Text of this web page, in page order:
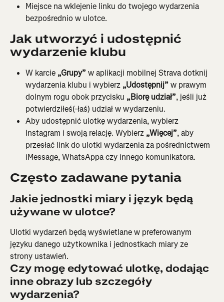
Miejsce na wklejenie linku do twojego wydarzenia
bezpośrednio w ulotce.
Jak utworzyć i udostępnić
wydarzenie klubu
W karcie „Grupy” w aplikacji mobilnej Strava dotknij
wydarzenia klubu i wybierz „Udostępnij” w prawym
dolnym rogu obok przycisku „Biorę udział”, jeśli już
potwierdziłeś(-łaś) udział w wydarzeniu.
Aby udostępnić ulotkę wydarzenia, wybierz
Instagram i swoją relację. Wybierz „Więcej”, aby
przesłać link do ulotki wydarzenia za pośrednictwem
iMessage, WhatsAppa czy innego komunikatora.
Często zadawane pytania
Jakie jednostki miary i język będą
używane w ulotce?
Ulotki wydarzeń będą wyświetlane w preferowanym
języku danego użytkownika i jednostkach miary ze
strony ustawień.
Czy mogę edytować ulotkę, dodając
inne obrazy lub szczegóły
wydarzenia?